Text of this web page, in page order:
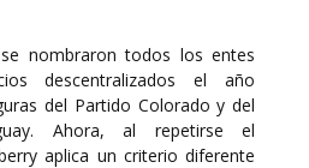
nombraron todos los entes
descentralizados el año
del Partido Colorado y del
Ahora, al repetirse el
aplica un criterio diferente